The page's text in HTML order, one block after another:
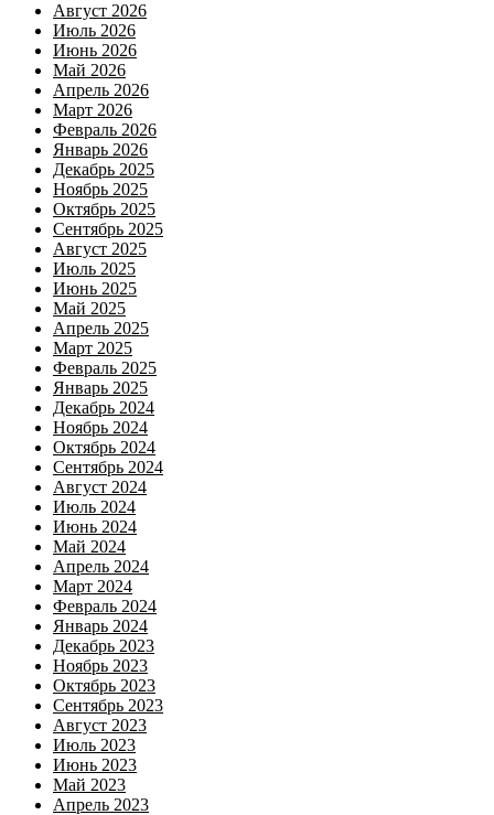
Август 2026
Июль 2026
Июнь 2026
Май 2026
Апрель 2026
Март 2026
Февраль 2026
Январь 2026
Декабрь 2025
Ноябрь 2025
Октябрь 2025
Сентябрь 2025
Август 2025
Июль 2025
Июнь 2025
Май 2025
Апрель 2025
Март 2025
Февраль 2025
Январь 2025
Декабрь 2024
Ноябрь 2024
Октябрь 2024
Сентябрь 2024
Август 2024
Июль 2024
Июнь 2024
Май 2024
Апрель 2024
Март 2024
Февраль 2024
Январь 2024
Декабрь 2023
Ноябрь 2023
Октябрь 2023
Сентябрь 2023
Август 2023
Июль 2023
Июнь 2023
Май 2023
Апрель 2023